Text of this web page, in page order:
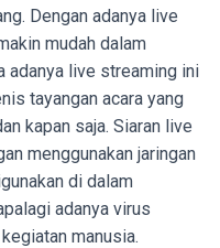
Dengan adanya live
mudah dalam
adanya live streaming ini
tayangan acara yang
kapan saja. Siaran live
menggunakan jaringan
di dalam
adanya virus
manusia.